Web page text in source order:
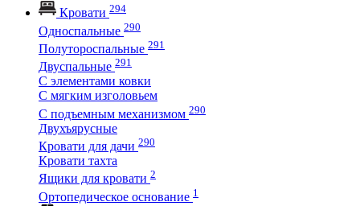
Кровати 294
Односпальные 290
Полутороспальные 291
Двуспальные 291
С элементами ковки
С мягким изголовьем
С подъемным механизмом 290
Двухъярусные
Кровати для дачи 290
Кровати тахта
Ящики для кровати 2
Ортопедическое основание 1